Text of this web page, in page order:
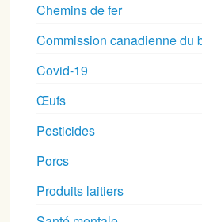
Chemins de fer
Commission canadienne du
Covid-19
Œufs
Pesticides
Porcs
Produits laitiers